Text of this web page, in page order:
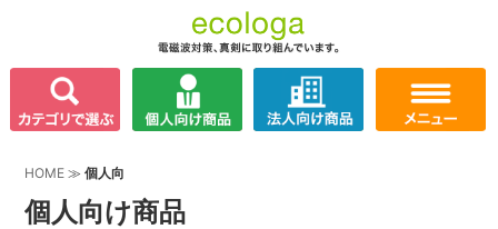
HOME ≫個人向
個人向け商品